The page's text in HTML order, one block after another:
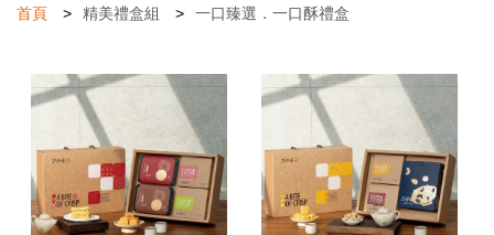
首頁 精美禮盒組 一口臻選．一口酥禮盒